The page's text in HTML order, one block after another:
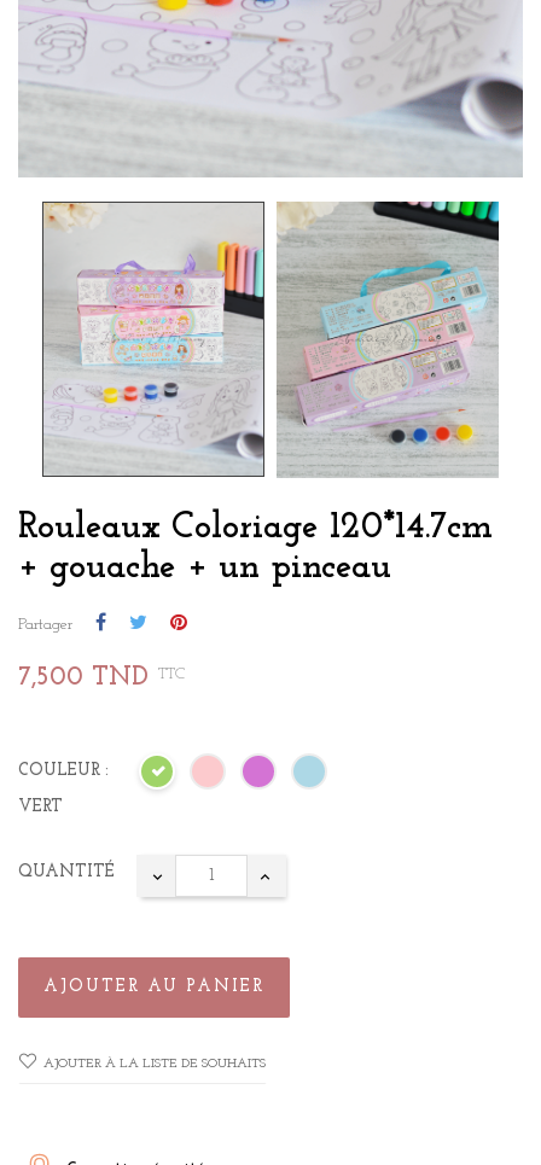
Rouleaux Coloriage 120*14.7cm
+ gouache + un pinceau
Partager
7,500 TND TTC
COULEUR :
VERT
QUANTITÉ
AJOUTER AU PANIER
AJOUTER À LA LISTE DE SOUHAITS